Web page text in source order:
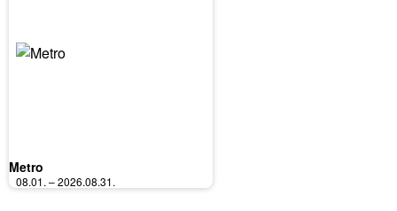
Metro
08.01. – 2026.08.31.